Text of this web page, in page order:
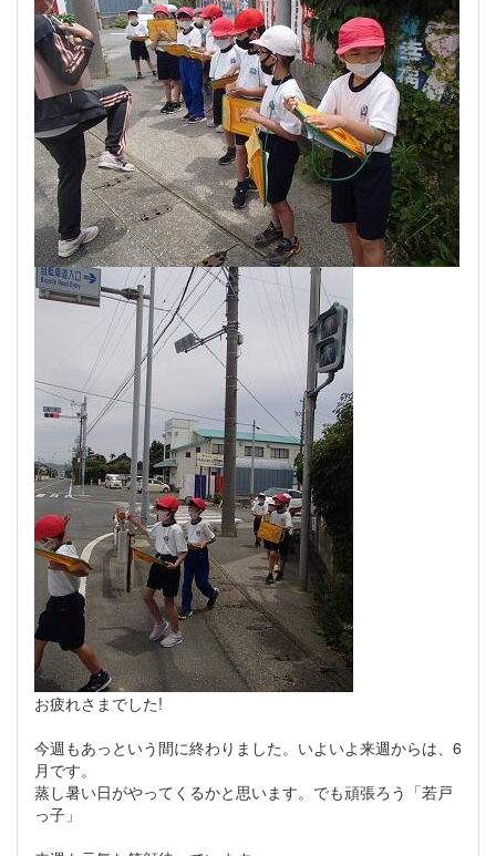
お疲れさまでした!
今週もあっという間に終わりました。いよいよ来週からは、6
月です。
蒸し暑い日がやってくるかと思います。でも頑張ろう「若戸
っ子」